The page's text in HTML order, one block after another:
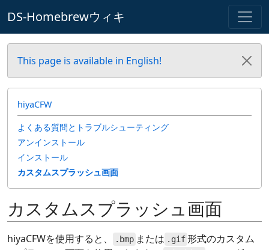
DS-Homebrewウィキ
This page is available in English!
hiyaCFW
よくある質問とトラブルシューティング
アンインストール
インストール
カスタムスプラッシュ画面
カスタムスプラッシュ画面
hiyaCFWを使用すると、 .bmp または .gif形式のカスタム